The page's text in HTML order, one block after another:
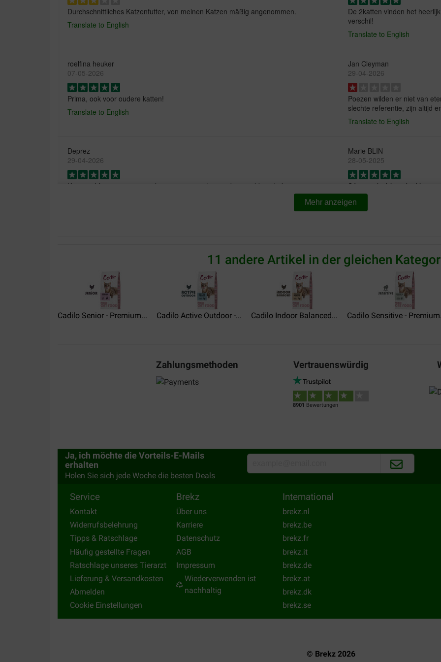
Durchschnittliches Katzenfutter, von meinen Katzen mäßig angenommen.
Translate to English
De 2katten vinden het
verschil!
Translate to English
roelfina heuker
07-05-2026
Prima, ook voor oudere katten!
Translate to English
Jan Cleyman
29-04-2026
Poezen wilden er niet van
slechte referentie, zijn altijd
Translate to English
Deprez
29-04-2026
Kat is er blij mee, er zijn veel variaties in smaken zodat je voldoende kan
Marie BLIN
28-05-2025
Sérieux, j’achète
Translate to English
le carton d'emballage était trop grand. pas de protection pour les sacs de taille
moyenne, qui se sont reversés, déchirés. Dans le carton des croquettes
achetées se mélangeaient avec la litière. PAS DE RÉPONSE au mail envoyé
de mécontentement. j'attends TOUJOURs des excuses.
Translate to English
Bon produit mais moins
commande avec les sacs
quelques échantillons et
Translate to English
Un produit au bon rapport qualité-prix.
mes chats de la rue,
pour goûter et donc, c'est
Translate to English
Mehr anzeigen
11 andere Artikel in der gleichen
Cadilo Senior - Premium... Cadilo Active Outdoor -... Cadilo Indoor Balanced... Cadilo Sensitive -
Zahlungsmethoden Vertrauenswürdig
8901 Bewertungen
Ja, ich möchte die Vorteils-E-Mails
erhalten
Holen Sie sich jede Woche die besten Deals
Service
Kontakt
Widerrufsbelehrung
Tipps & Ratschlage
Häufig gestellte Fragen
Ratschlage unseres Tierarzt
Lieferung & Versandkosten
Abmelden
Cookie Einstellungen
Brekz
Über uns
Karriere
Datenschutz
AGB
Impressum
Wiederverwenden ist
nachhaltig
International
brekz.nl
brekz.be
brekz.fr
brekz.it
brekz.de
brekz.at
brekz.dk
brekz.se
© Brekz 2026